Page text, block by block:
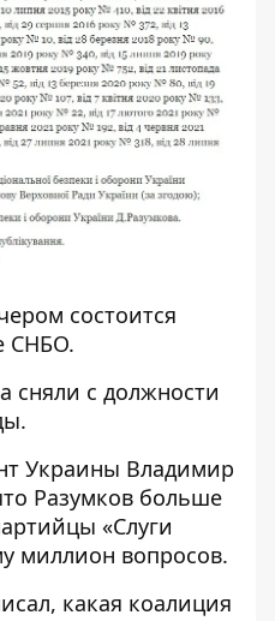
состоится
СНБО.
сняли с должности
.
Украины Владимир
Разумков больше
«Слуги
миллион вопросов.
какая коалиция